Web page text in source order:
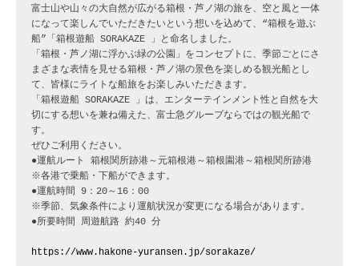
富士山や山々の大自然が広がる箱根・芦ノ湖の旅を、空と風と一体
になって楽しんでいただきたいという想いを込めて、“箱根を遊ぶ
船”「箱根遊船 SORAKAZE 」と命名しました。
「箱根・芦ノ湖に浮かぶ緑の公園」をコンセプトに、季節ごとにさ
まざまな表情を見せる箱根・芦ノ湖の景色を楽しめる観光船とし
て、皆様にライトな船旅をお楽しみいただきます。
「箱根遊船 SORAKAZE 」は、エンターテインメント性と自然を大
切にする想いを兼ね備えた、富士急グループならではの観光船で
す。
ぜひご利用ください。
●運航ルート 箱根関所跡港～元箱根港～箱根園港～箱根関所跡港
※各港で乗船・下船ができます。
●運航時間 9：20～16：00
※季節、気象条件により運航状況が変更になる場合があります。
●所要時間 周遊航路 約40 分
https://www.hakone-yuransen.jp/sorakaze/